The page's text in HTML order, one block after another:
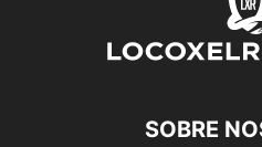
SOBRE